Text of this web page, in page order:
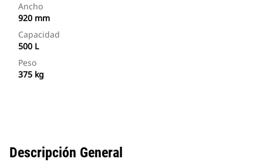
Ancho
920 mm
Capacidad
500 L
Peso
375 kg
Descripción General